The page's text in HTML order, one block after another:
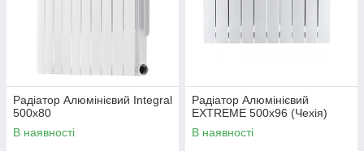
Радіатор Алюмінієвий Integral
500х80
В наявності
Радіатор Алюмінієвий
EXTREME 500x96 (Чехія)
В наявності